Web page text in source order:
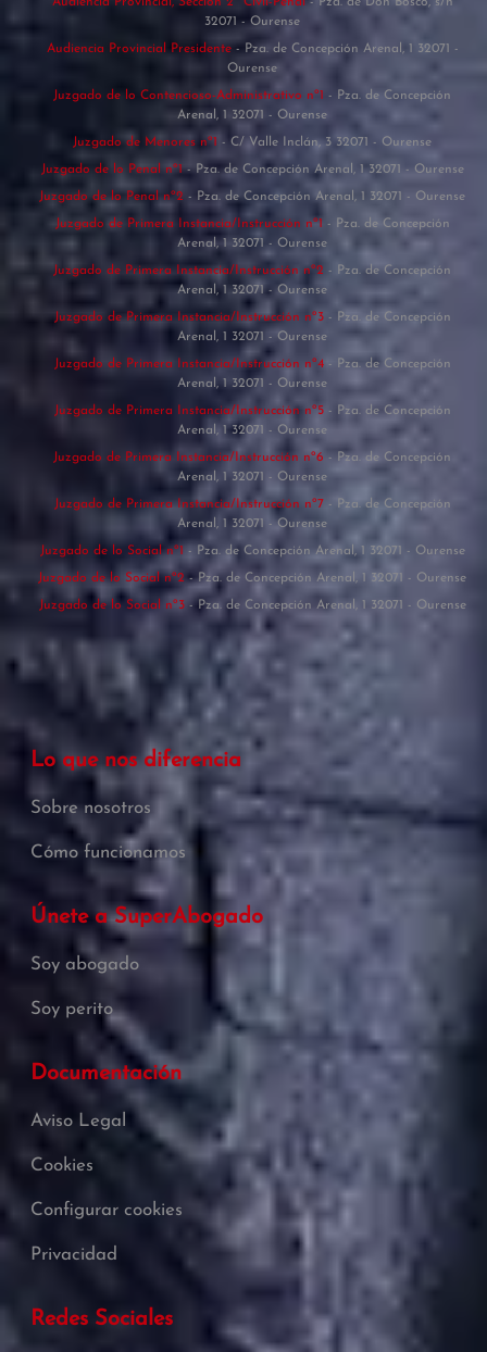
32071 - Ourense
Audiencia Provincial Presidente - Pza. de Concepción Arenal, 1 32071 -
Ourense
Juzgado de lo Contencioso-Administrativo nº1 - Pza. de Concepción
Arenal, 1 32071 - Ourense
Juzgado de Menores nº1 - C/ Valle Inclán, 3 32071 - Ourense
Juzgado de lo Penal nº1- Pza. de Concepción Arenal, 1 32071 - Ourense
Juzgado de lo Penal nº2 - Pza. de Concepción Arenal, 1 32071 - Ourense
Juzgado de Primera Instancia/Instrucción nº1 - Pza. de Concepción
Arenal, 1 32071 - Ourense
Juzgado de Primera Instancia/Instrucción nº2 - Pza. de Concepción
Arenal, 1 32071 - Ourense
Juzgado de Primera Instancia/Instrucción nº3 - Pza. de Concepción
Arenal, 1 32071 - Ourense
Juzgado de Primera Instancia/Instrucción nº4 - Pza. de Concepción
Arenal, 1 32071 - Ourense
Juzgado de Primera Instancia/Instrucción nº5 - Pza. de Concepción
Arenal, 1 32071 - Ourense
Juzgado de Primera Instancia/Instrucción nº6 - Pza. de Concepción
Arenal, 1 32071 - Ourense
Juzgado de Primera Instancia/Instrucción nº7 - Pza. de Concepción
Arenal, 1 32071 - Ourense
Juzgado de lo Social nº1 - Pza. de Concepción Arenal, 1 32071 - Ourense
Juzgado de lo Social nº2 - Pza. de Concepción Arenal, 1 32071 - Ourense
Juzgado de lo Social nº3 - Pza. de Concepción Arenal, 1 32071 - Ourense
Lo que nos diferencia
Sobre nosotros
Cómo funcionamos
Únete a SuperAbogado
Soy abogado
Soy perito
Documentación
Aviso Legal
Cookies
Configurar cookies
Privacidad
Redes Sociales